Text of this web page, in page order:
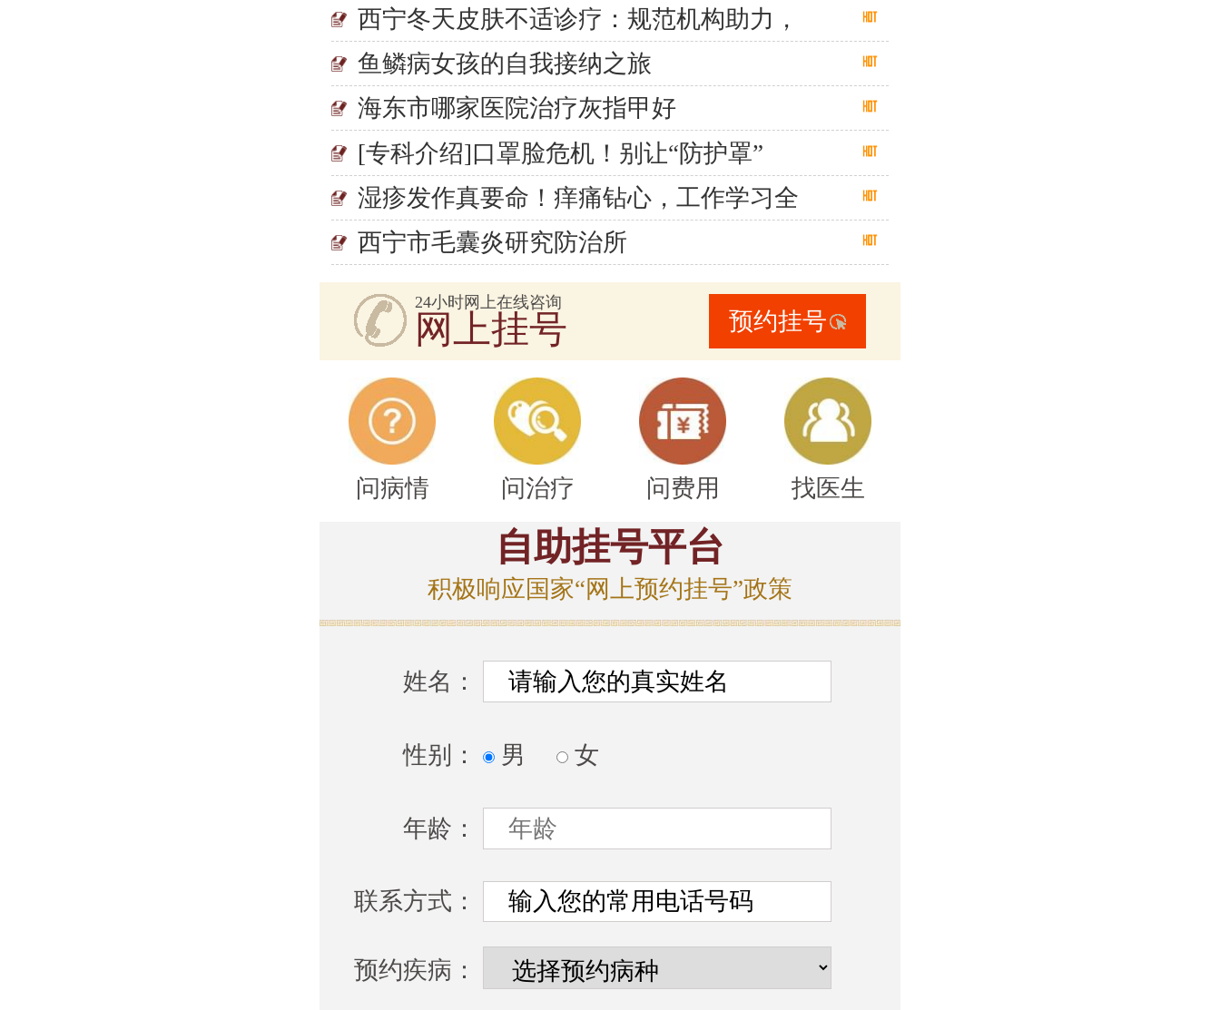
西宁冬天皮肤不适诊疗：规范机构助力，
鱼鳞病女孩的自我接纳之旅
海东市哪家医院治疗灰指甲好
[专科介绍]口罩脸危机！别让“防护罩”
湿疹发作真要命！痒痛钻心，工作学习全
西宁市毛囊炎研究防治所
24小时网上在线咨询
网上挂号 预约挂号
问病情 问治疗 问费用 找医生
自助挂号平台
积极响应国家“网上预约挂号”政策
姓名：
性别： 男 女
年龄：
联系方式：
预约疾病：